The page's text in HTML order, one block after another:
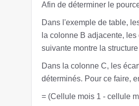
Afin de déterminer le
Dans l'exemple de table,
la colonne B adjacente,
suivante montre la
Dans la colonne C, les
déterminés. Pour ce faire,
= (Cellule mois 1 - cellule